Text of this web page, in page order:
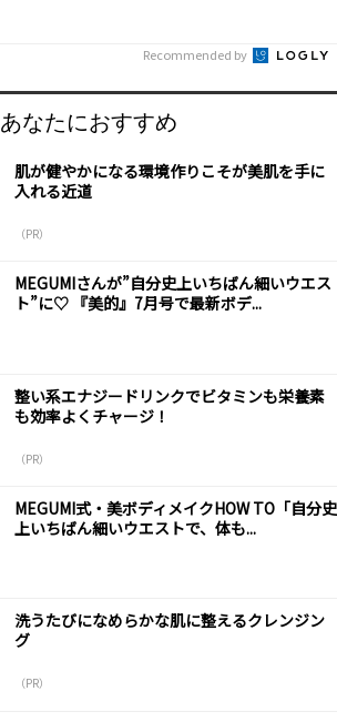
Recommended by
あなたにおすすめ
肌が健やかになる環境作りこそが美肌を手に
入れる近道
（PR）
MEGUMIさんが”自分史上いちばん細いウエス
ト”に♡ 『美的』7月号で最新ボデ...
整い系エナジードリンクでビタミンも栄養素
も効率よくチャージ！
（PR）
MEGUMI式・美ボディメイクHOW TO「自分史
上いちばん細いウエストで、体も...
洗うたびになめらかな肌に整えるクレンジン
グ
（PR）